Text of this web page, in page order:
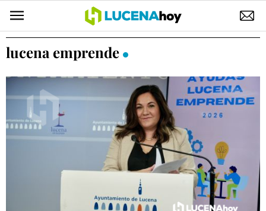
POLÍTICA
ELECCIONES
SUCESOS
DESARROLLO LOCAL
lucena emprende